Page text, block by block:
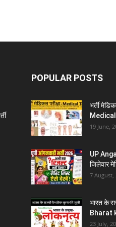
POPULAR POSTS
भर्ती
19 June,
UP
जिलेवार
7 August,
भारत के
Bharat
23 July,